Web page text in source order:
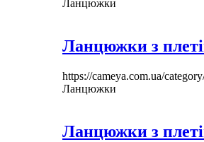
Ланцюжки
Ланцюжки з
https://cameya.com.ua/
Ланцюжки
Ланцюжки з